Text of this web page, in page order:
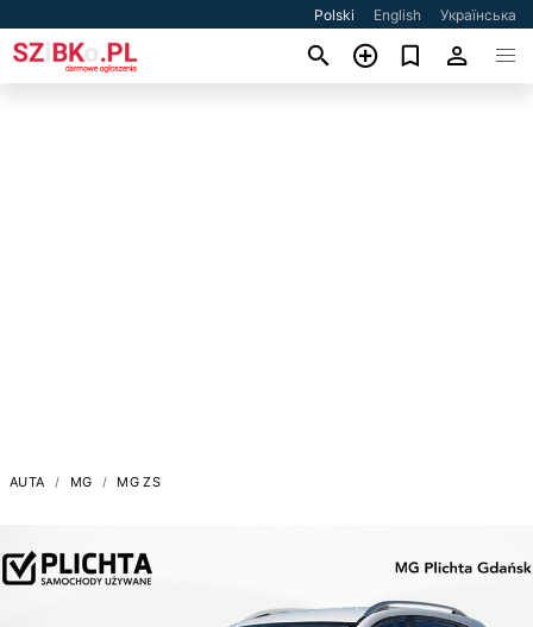
Polski English Українська
AUTA MG MG ZS